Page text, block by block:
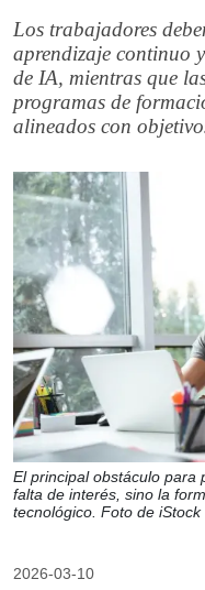
Los trabajadores
aprendizaje continuo
de IA, mientras que
programas de
alineados con
El principal obstáculo para
falta de interés, sino la
tecnológico. Foto de iStock
2026-03-10